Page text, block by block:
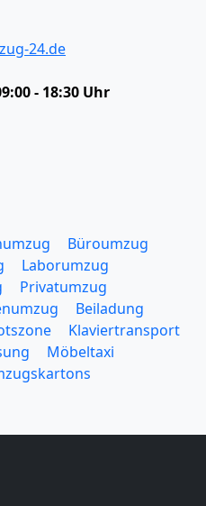
24.de
- 18:30 Uhr
Büroumzug
Laborumzug
Privatumzug
Beiladung
Klaviertransport
Möbeltaxi